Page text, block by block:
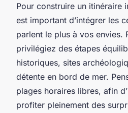
Pour construire un itinéraire
est important d’intégrer les
parlent le plus à vos envies.
privilégiez des étapes
historiques, sites
détente en bord de mer.
plages horaires libres, afin
profiter pleinement des